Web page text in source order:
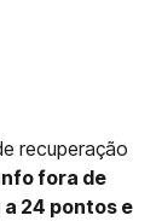
recuperação
fora de
24 pontos e